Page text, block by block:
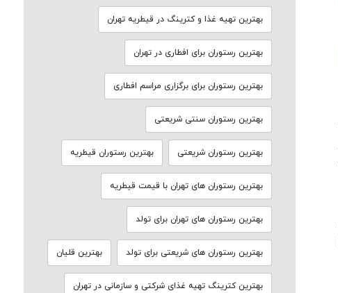
بهترین تهیه غذا و کترینگ در قیطریه تهران
بهترین رستوران برای افطاری در تهران
بهترین رستوران برای برگزاری مراسم افطاری
بهترین رستوران سنتی شریعتی
بهترین رستوران شریعتی بهترین رستوران قیطریه
بهترین رستوران های تهران با قیمت قیطریه
بهترین رستوران های تهران برای تولد
بهترین رستوران های شریعتی برای تولد بهترین قلیان
بهترین کترینگ تهیه غذای شرکتی و سازمانی در تهران